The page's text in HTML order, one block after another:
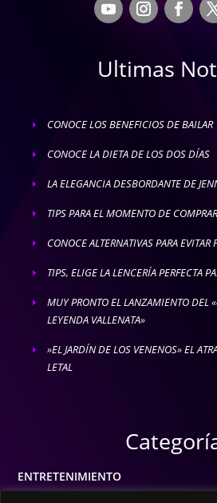
Ultimas
E CONOCE LOS BENEFICIOS DE BAILAR
E CONOCE LA DIETA DE LOS DOS DÍAS
E LA ELEGANCIA DESBORDANTE DE
E TIPS PARA EL MOMENTO DE
E CONOCE ALTERNATIVAS PARA EVITAR
E TIPS, ELIGE LA LENCERÍA PERFECTA
E
MUY PRONTO EL LANZAMIENTO DEL
LEYENDA VALLENATA»
E
»EL JARDÍN DE LOS VENENOS» EL
LETAL
ENTRETENIMIENTO